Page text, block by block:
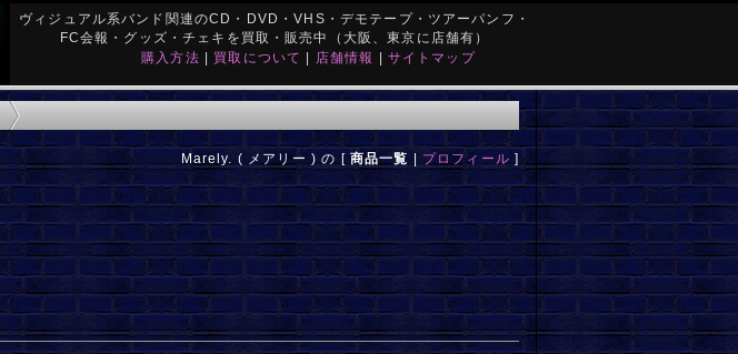
ヴィジュアル系バンド関連のCD・DVD・VHS・デモテープ・ツアーパンフ・
FC会報・グッズ・チェキを買取・販売中（大阪、東京に店舗有）
購入方法 | 買取について | 店舗情報 | サイトマップ
Marely. ( メアリー ) の [ 商品一覧 | プロフィール ]